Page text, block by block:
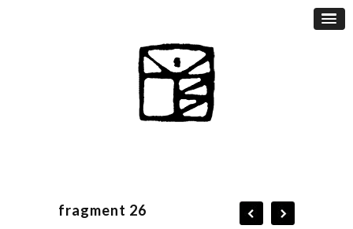
fragment 26